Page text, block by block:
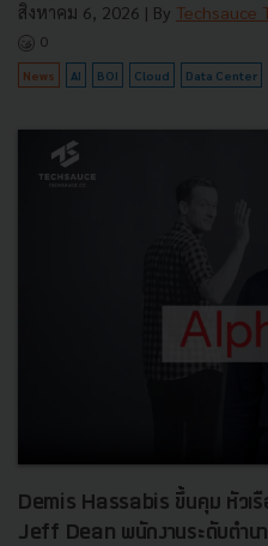
สิงหาคม 6, 2026 | By Techsauce
0
News AI BOI Cloud Data Center
Demis Hassabis ขึ้นคุม หัวเ
Jeff Dean พนักงานระดับตำน